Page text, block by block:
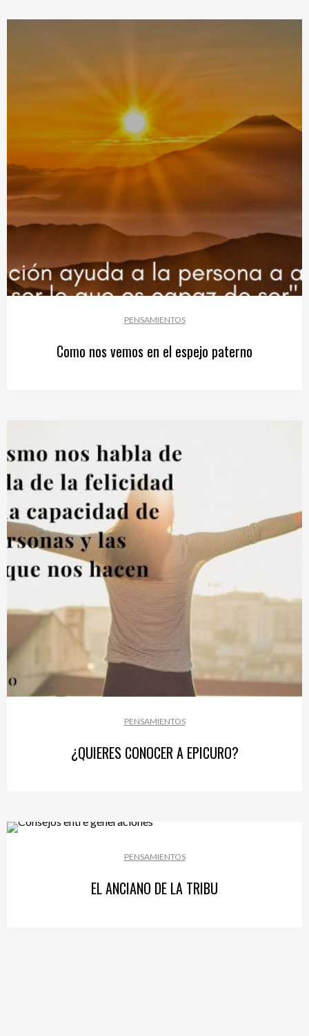
PENSAMIENTOS
Como nos vemos en el espejo paterno
PENSAMIENTOS
¿QUIERES CONOCER A EPICURO?
PENSAMIENTOS
EL ANCIANO DE LA TRIBU